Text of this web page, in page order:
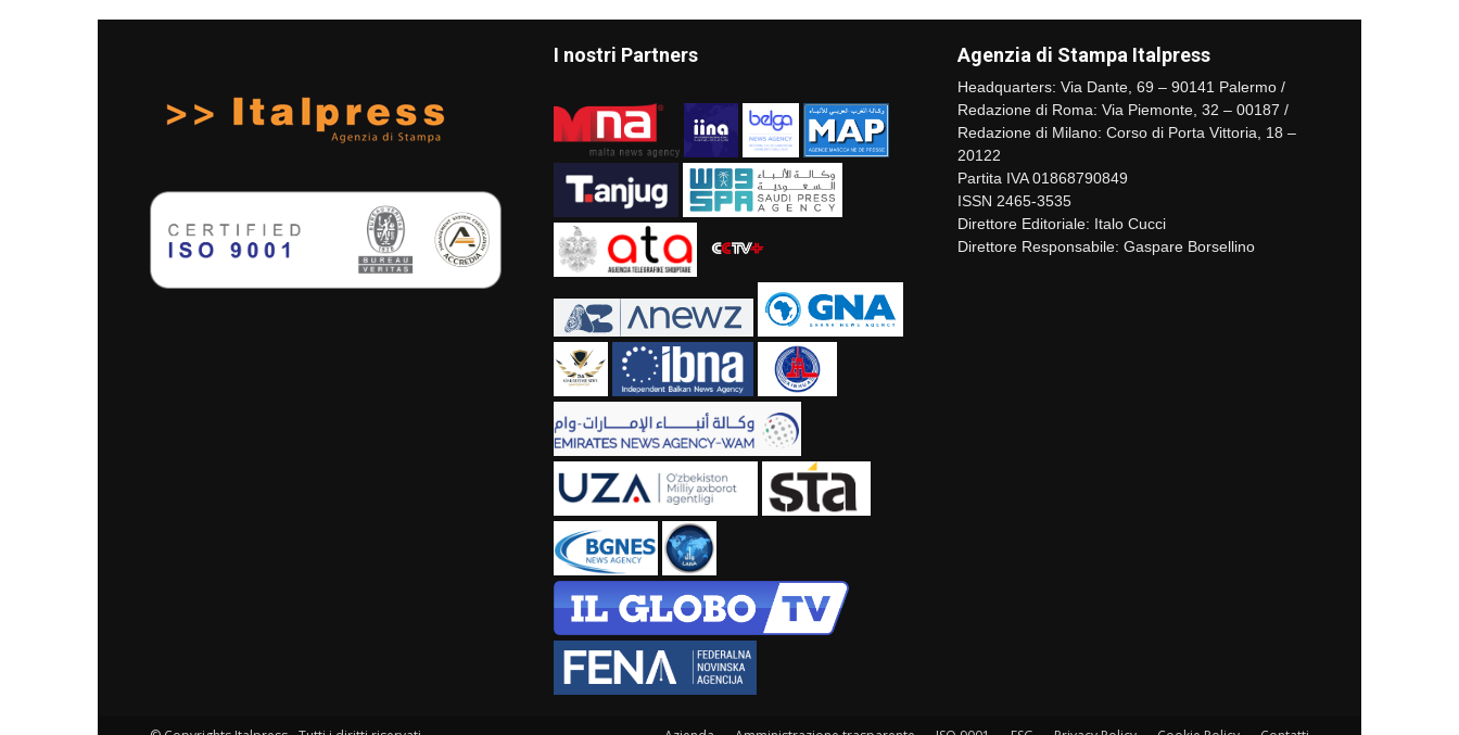
I nostri Partners Agenzia di Stampa Italpress
Headquarters: Via Dante, 69 – 90141 Palermo /
Redazione di Roma: Via Piemonte, 32 – 00187 /
Redazione di Milano: Corso di Porta Vittoria, 18 –
20122
Partita IVA 01868790849
ISSN 2465-3535
Direttore Editoriale: Italo Cucci
Direttore Responsabile: Gaspare Borsellino